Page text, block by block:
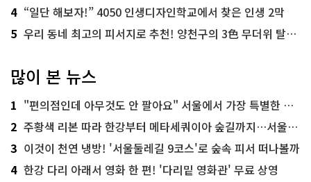
4 “일단 해보자!” 4050 인생디자인학교에서 찾은 인생 2막
5 우리 동네 최고의 피서지로 추천! 양천구의 3色 무더위 탈출 명소
많이 본 뉴스
1 "편의점인데 아무것도 안 팔아요" 서울에서 가장 특별한 편의점의 정체
2 주황색 리본 따라 한강부터 메타세쿼이아 숲길까지…서울둘레길 15코스
3 이것이 천연 냉방! '서울둘레길 9코스'로 숲속 피서 떠나볼까
4 한강 다리 아래서 영화 한 편! '다리밑 영화관' 무료 상영